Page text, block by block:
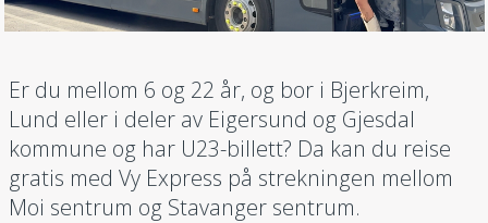
Er du mellom 6 og 22 år, og bor i Bjerkreim,
Lund eller i deler av Eigersund og Gjesdal
kommune og har U23-billett? Da kan du reise
gratis med Vy Express på strekningen mellom
Moi sentrum og Stavanger sentrum.